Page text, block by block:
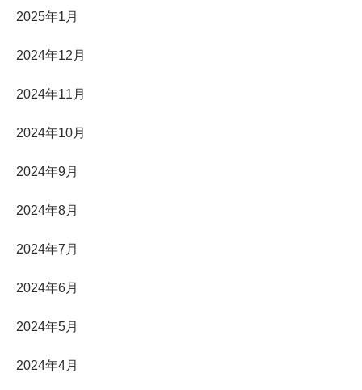
2025年1月
2024年12月
2024年11月
2024年10月
2024年9月
2024年8月
2024年7月
2024年6月
2024年5月
2024年4月